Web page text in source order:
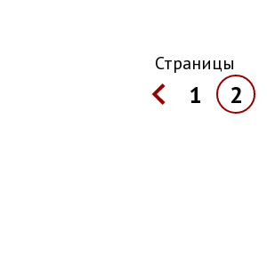
Страницы
1 2